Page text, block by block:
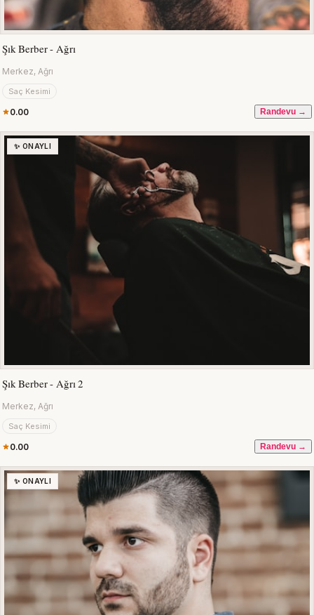
Şık Berber - Ağrı
Merkez, Ağrı
Saç Kesimi
0.00 Randevu →
✨ ONAYLI
Şık Berber - Ağrı 2
Merkez, Ağrı
Saç Kesimi
0.00 Randevu →
✨ ONAYLI